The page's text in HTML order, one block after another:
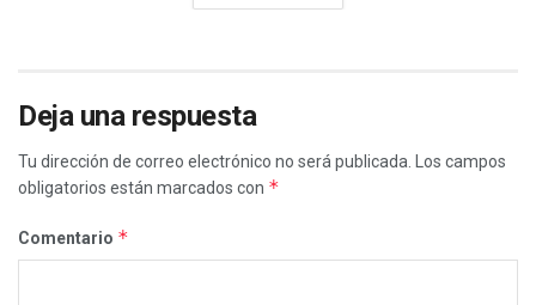
Deja una respuesta
Tu dirección de correo electrónico no será publicada.
Los campos
obligatorios están marcados con *
Comentario *